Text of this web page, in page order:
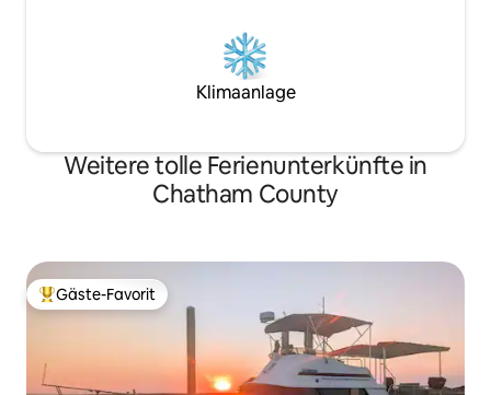
Klimaanlage
Weitere tolle Ferienunterkünfte in
Chatham County
Beliebter Gäste-Favorit.
Gäste-Favorit